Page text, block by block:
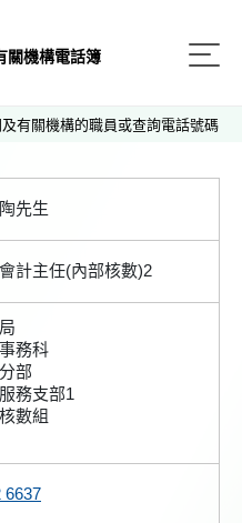
關機構電話簿
有關機構的職員或查詢電話號碼
先生
計主任(內部核數)2
務科
部
務支部1
數組
6637